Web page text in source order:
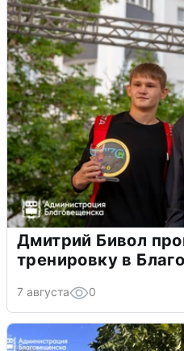
Дмитрий Бивол
тренировку в
7 августа 0